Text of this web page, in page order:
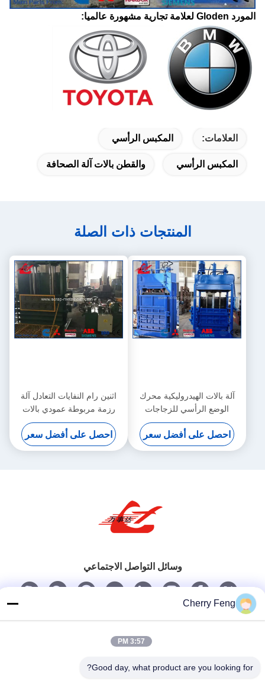
المورد Gloden لعلامة تجارية مشهورة عالميا:
العلامات: المكبس الرأسي
المكبس الرأسي والقطن بالات آلة الصحافة
المنتجات ذات الصلة
آلة بالات الهيدروليكية محرك
الوضع الرأسي للزجاجات
الكرتون البلاستيك PET
احصل على أفضل سعر
اثنين رام النفايات التعادل آلة
رزمة مربوطة عمودي بالات
150 طن قوة الصحافة
احصل على أفضل سعر
وسائل التواصل الاجتماعي
اتصل سريعًا
Cherry Feng
3:57 PM
Good day, what product are you looking for?